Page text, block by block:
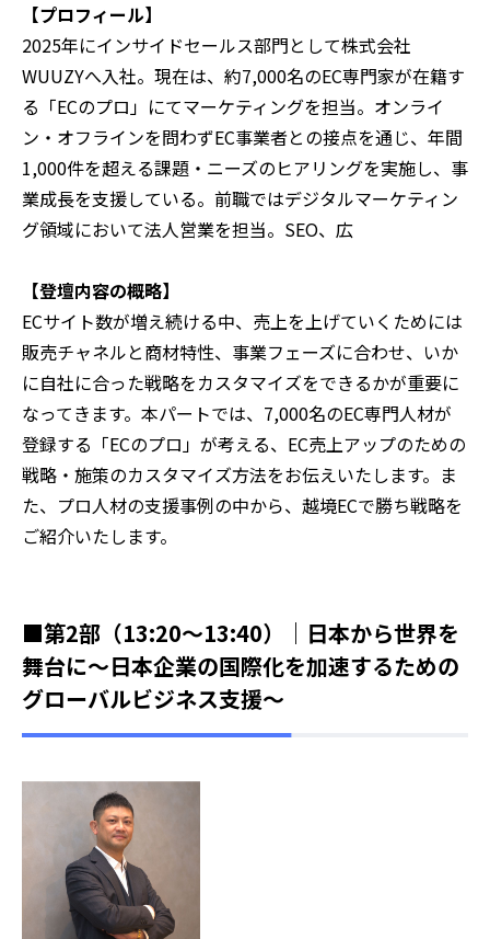
【プロフィール】
2025年にインサイドセールス部門として株式会社
WUUZYへ入社。現在は、約7,000名のEC専門家が在籍す
る「ECのプロ」にてマーケティングを担当。オンライ
ン・オフラインを問わずEC事業者との接点を通じ、年間
1,000件を超える課題・ニーズのヒアリングを実施し、事
業成長を支援している。前職ではデジタルマーケティン
グ領域において法人営業を担当。SEO、広
【登壇内容の概略】
ECサイト数が増え続ける中、売上を上げていくためには
販売チャネルと商材特性、事業フェーズに合わせ、いか
に自社に合った戦略をカスタマイズをできるかが重要に
なってきます。本パートでは、7,000名のEC専門人材が
登録する「ECのプロ」が考える、EC売上アップのための
戦略・施策のカスタマイズ方法をお伝えいたします。ま
た、プロ人材の支援事例の中から、越境ECで勝ち戦略を
ご紹介いたします。
■第2部（13:20～13:40）｜日本から世界を
舞台に～日本企業の国際化を加速するための
グローバルビジネス支援〜